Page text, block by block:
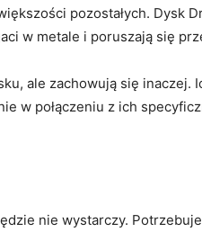
pozostałych. Dysk
w metale i poruszają się
ale zachowują się
w połączeniu z ich
nie wystarczy.